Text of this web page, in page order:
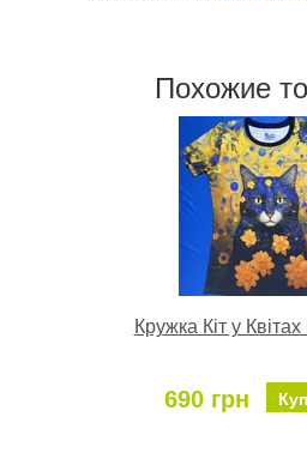
Похожие
Кружка Кіт у Квітах
690 грн